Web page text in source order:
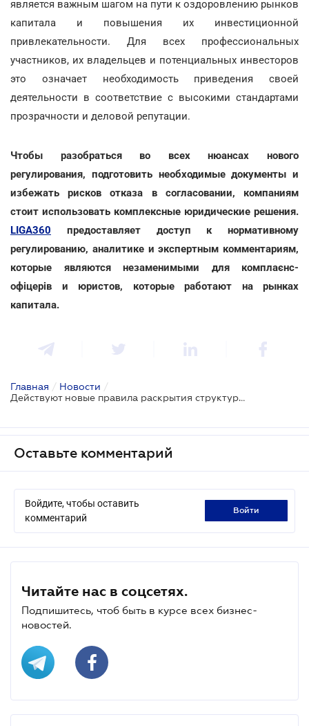
является важным шагом на пути к оздоровлению рынков
капитала и повышения их инвестиционной
привлекательности. Для всех профессиональных
участников, их владельцев и потенциальных инвесторов
это означает необходимость приведения своей
деятельности в соответствие с высокими стандартами
прозрачности и деловой репутации.
Чтобы разобраться во всех нюансах нового
регулирования, подготовить необходимые документы и
избежать рисков отказа в согласовании, компаниям
стоит использовать комплексные юридические решения.
LIGA360 предоставляет доступ к нормативному
регулированию, аналитике и экспертным комментариям,
которые являются незаменимыми для комплаєнс-
офіцерів и юристов, которые работают на рынках
капитала.
Главная / Новости /
Действуют новые правила раскрытия структуры собственности от НКЦБФР
Оставьте комментарий
Войдите, чтобы оставить
комментарий
войти
Читайте нас в соцсетях.
Подпишитесь, чтоб быть в курсе всех бизнес-
новостей.